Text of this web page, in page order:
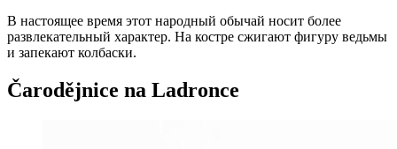
В настоящее время этот народный обычай носит более
развлекательный характер. На костре сжигают фигуру ведьмы
и запекают колбаски.
Čarodějnice na Ladronce